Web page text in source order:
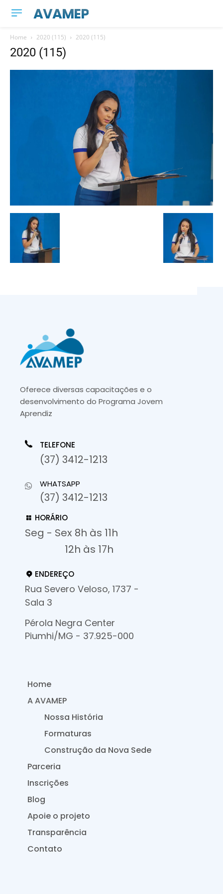
AVAMEP
Home 2020 (115) 2020 (115)
2020 (115)
Oferece diversas capacitações e o
desenvolvimento do Programa Jovem
Aprendiz
TELEFONE
(37) 3412-1213
WHATSAPP
(37) 3412-1213
HORÁRIO
Seg - Sex 8h às 11h
12h às 17h
ENDEREÇO
Rua Severo Veloso, 1737 -
Sala 3
Pérola Negra Center
Piumhi/MG - 37.925-000
Home
A AVAMEP
Nossa História
Formaturas
Construção da Nova Sede
Parceria
Inscrições
Blog
Apoie o projeto
Transparência
Contato